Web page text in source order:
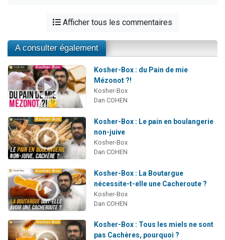
Afficher tous les commentaires
A consulter également
Kosher-Box : du Pain de mie
Mézonot ?!
Kosher-Box
Dan COHEN
Kosher-Box : Le pain en boulangerie
non-juive
Kosher-Box
Dan COHEN
Kosher-Box : La Boutargue
nécessite-t-elle une Cacheroute ?
Kosher-Box
Dan COHEN
Kosher-Box : Tous les miels ne sont
pas Cachères, pourquoi ?